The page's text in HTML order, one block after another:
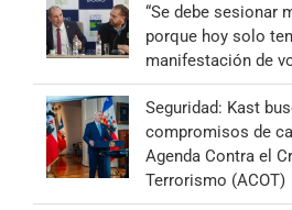
“Se debe sesionar
porque hoy solo
manifestación de
Seguridad: Kast
compromisos de
Agenda Contra el
Terrorismo (ACOT)